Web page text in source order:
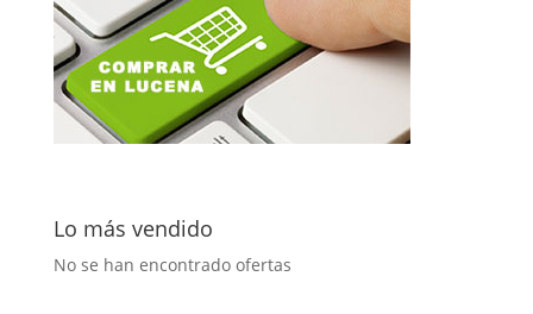
Lo más vendido
No se han encontrado ofertas